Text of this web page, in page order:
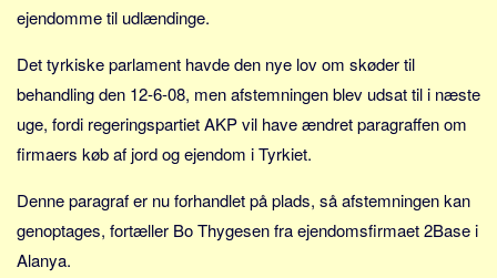
Sverige
Norge
Thailand
Grækenland
USA
ejendomme til udlændinge.
Det tyrkiske parlament havde den nye lov om skøder til
behandling den 12-6-08, men afstemningen blev udsat til i næste
uge, fordi regeringspartiet AKP vil have ændret paragraffen om
firmaers køb af jord og ejendom i Tyrkiet.
Denne paragraf er nu forhandlet på plads, så afstemningen kan
genoptages, fortæller Bo Thygesen fra ejendomsfirmaet 2Base i
Alanya.